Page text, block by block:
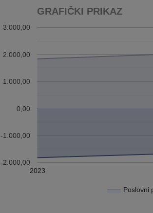
GRAFIČKI PRIKAZ
Poslovni
2023
-2.000,00
-1.000,00
0,00
1.000,00
2.000,00
3.000,00